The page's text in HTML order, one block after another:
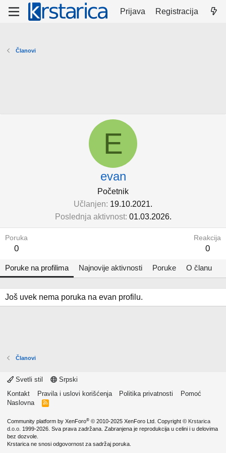
Prijava Registracija
Članovi
E
evan
Početnik
Učlanjen 19.10.2021.
Poslednja aktivnost 01.03.2026.
Poruka
0
Reakcija
0
Poruke na profilima Najnovije aktivnosti Poruke O članu
Još uvek nema poruka na evan profilu.
Članovi
Svetli stil
Srpski
Kontakt
Pravila i uslovi korišćenja Politika privatnosti
Pomoć
Naslovna
R
Community platform by XenForo® © 2010-2025 XenForo Ltd. Copyright © Krstarica
d.o.o. 1999-2026. Sva prava zadržana. Zabranjena je reprodukcija u celini i u delovima
bez dozvole.
Krstarica ne snosi odgovornost za sadržaj poruka.